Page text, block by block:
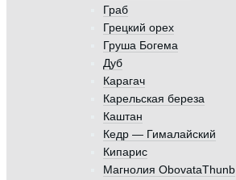
Граб
Грецкий орех
Груша Богема
Дуб
Карагач
Карельская береза
Каштан
Кедр — Гималайский
Кипарис
Магнолия ObovataThunb